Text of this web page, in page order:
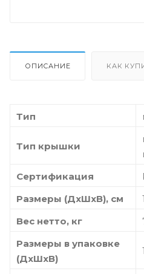
ОПИСАНИЕ КАК
Тип
Тип крышки
Сертификация
Размеры (ДхШхВ), см
Вес нетто, кг
Размеры в упаковке
(ДхШхВ)